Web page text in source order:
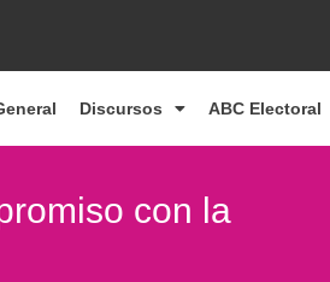
Discursos ABC Electoral
con la